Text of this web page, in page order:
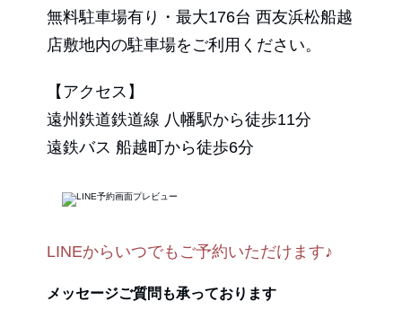
無料駐車場有り・最大176台 西友浜松船越
店敷地内の駐車場をご利用ください。
【アクセス】
遠州鉄道鉄道線 八幡駅から徒歩11分
遠鉄バス 船越町から徒歩6分
LINEからいつでもご予約いただけます♪
メッセージご質問も承っております